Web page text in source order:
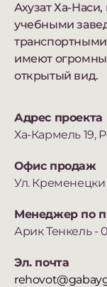
Ахузат Ха-
учебными
имеют
открытый вид.
Адрес проекта
Ха-Кармель 19,
Офис продаж
Ул. Кременецки
Менеджер по
Арик Тенкель -
Эл. почта